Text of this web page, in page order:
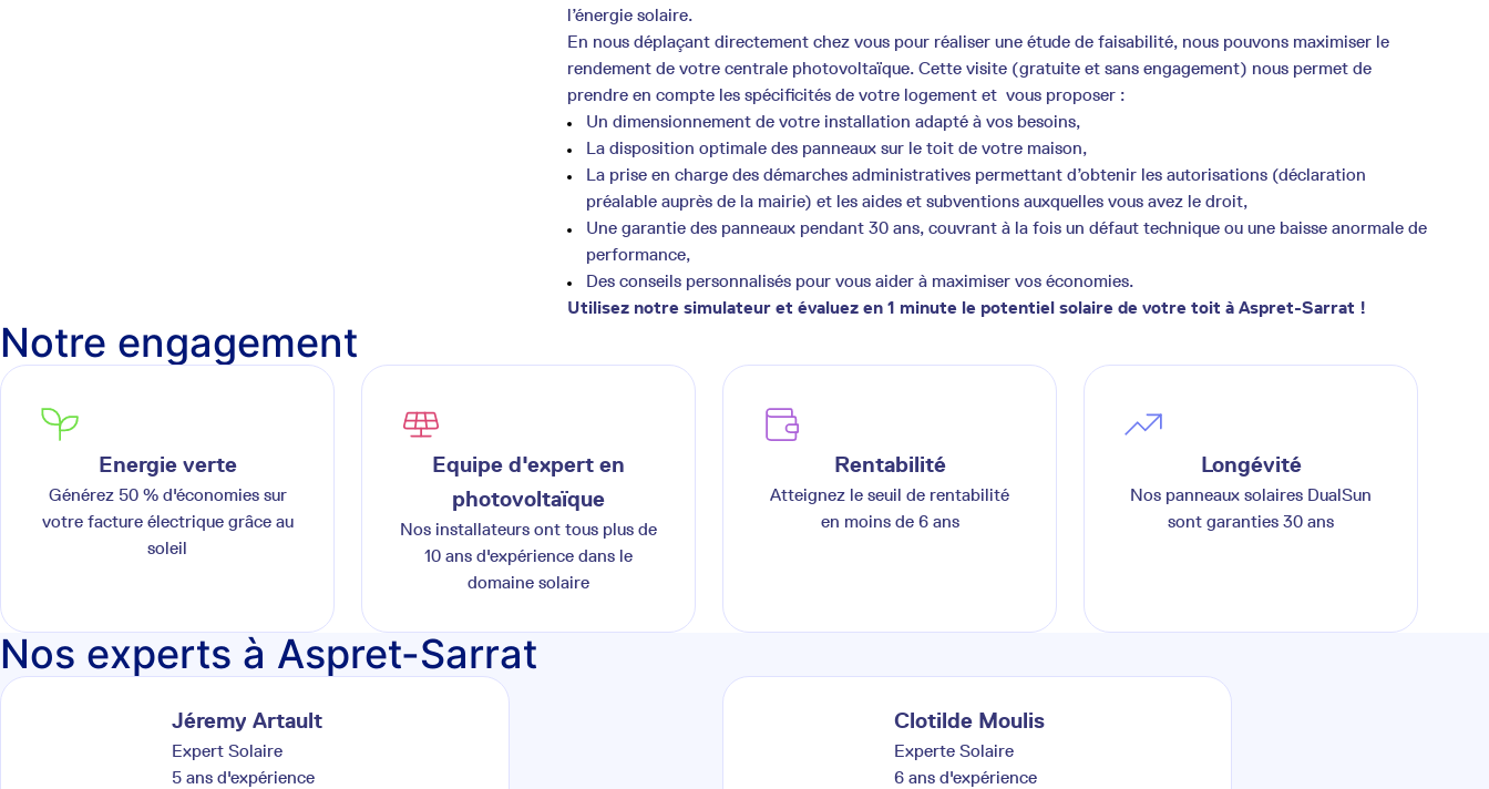
l’énergie solaire.
En nous déplaçant directement chez vous pour réaliser une étude de faisabilité, nous pouvons maximiser le
rendement de votre centrale photovoltaïque. Cette visite (gratuite et sans engagement) nous permet de
prendre en compte les spécificités de votre logement et vous proposer :
Un dimensionnement de votre installation adapté à vos besoins,
La disposition optimale des panneaux sur le toit de votre maison,
La prise en charge des démarches administratives permettant d’obtenir les autorisations (déclaration
préalable auprès de la mairie) et les aides et subventions auxquelles vous avez le droit,
Une garantie des panneaux pendant 30 ans, couvrant à la fois un défaut technique ou une baisse anormale de
performance,
Des conseils personnalisés pour vous aider à maximiser vos économies.
Utilisez notre simulateur et évaluez en 1 minute le potentiel solaire de votre toit à Aspret-Sarrat !
Notre engagement
Energie verte
Générez 50 % d'économies sur
votre facture électrique grâce au
soleil
Equipe d'expert en
photovoltaïque
Nos installateurs ont tous plus de
10 ans d'expérience dans le
domaine solaire
Rentabilité
Atteignez le seuil de rentabilité
en moins de 6 ans
Longévité
Nos panneaux solaires DualSun
sont garanties 30 ans
Nos experts à Aspret-Sarrat
Jéremy Artault
Expert Solaire
5 ans d'expérience
Clotilde Moulis
Experte Solaire
6 ans d'expérience